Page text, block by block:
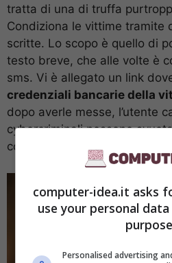
tratta di una di truffa
Condiziona le vittime tramite
scritte. Lo scopo è quello di
testo breve, che alle volte è
sms. Vi è allegato un link
credenziali bancarie della
dopo averle messe, l’utente
cybercriminali possono
corrente.
computer-idea.it asks
use your personal
Personalised advertising